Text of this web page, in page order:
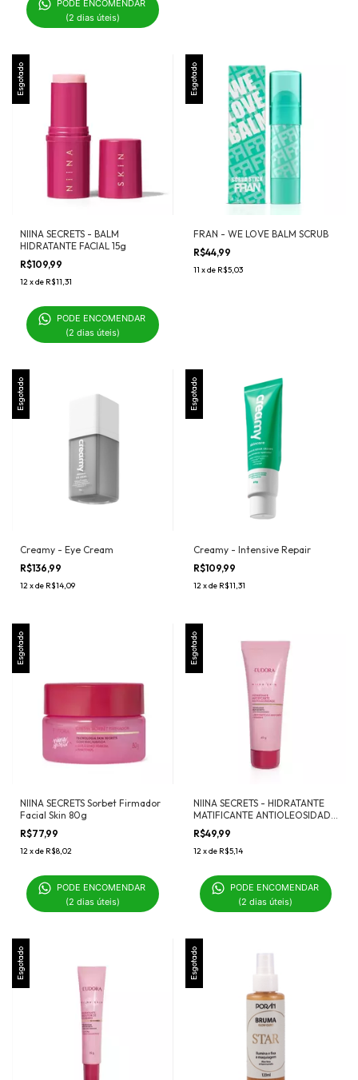
PODE ENCOMENDAR
(2 dias úteis)
Esgotado
NIINA SECRETS - BALM
HIDRATANTE FACIAL 15g
R$109,99
12xde R$11,31
PODE ENCOMENDAR
(2 dias úteis)
Esgotado
FRAN - WE LOVE BALM SCRUB
R$44,99
11 xde R$5,03
Esgotado
Creamy - Eye Cream
R$136,99
12xde R$14,09
Esgotado
Creamy - Intensive Repair
R$109,99
12xde R$11,31
Esgotado
NIINA SECRETS Sorbet Firmador
Facial Skin 80g
R$77,99
12xde R$8,02
PODE ENCOMENDAR
(2 dias úteis)
Esgotado
NIINA SECRETS - HIDRATANTE
MATIFICANTE ANTIOLEOSIDADE
FACIAL 40g
R$49,99
12xde R$5,14
PODE ENCOMENDAR
(2 dias úteis)
Esgotado Esgotado